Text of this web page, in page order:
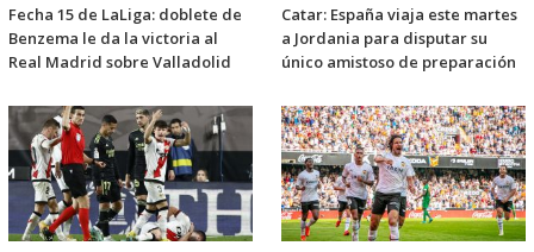
Fecha 15 de LaLiga: doblete de
Benzema le da la victoria al
Real Madrid sobre Valladolid
Catar: España viaja este martes
a Jordania para disputar su
único amistoso de preparación